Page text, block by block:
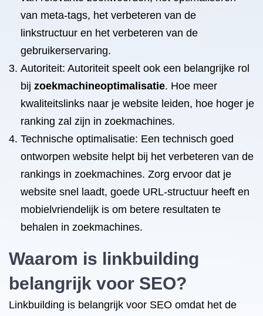
van meta-tags, het verbeteren van de
linkstructuur en het verbeteren van de
gebruikerservaring.
Autoriteit: Autoriteit speelt ook een belangrijke rol
bij zoekmachineoptimalisatie. Hoe meer
kwaliteitslinks naar je website leiden, hoe hoger je
ranking zal zijn in zoekmachines.
Technische optimalisatie: Een technisch goed
ontworpen website helpt bij het verbeteren van de
rankings in zoekmachines. Zorg ervoor dat je
website snel laadt, goede URL-structuur heeft en
mobielvriendelijk is om betere resultaten te
behalen in zoekmachines.
Waarom is linkbuilding
belangrijk voor SEO?
Linkbuilding is belangrijk voor SEO omdat het de